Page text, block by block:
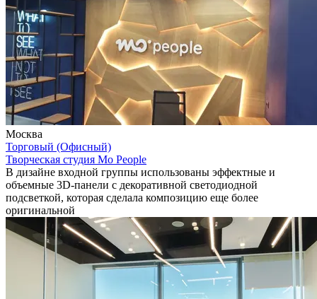
Москва
Торговый (Офисный)
Творческая студия Mo People
В дизайне входной группы использованы эффектные и
объемные 3D-панели с декоративной светодиодной
подсветкой, которая сделала композицию еще более
оригинальной